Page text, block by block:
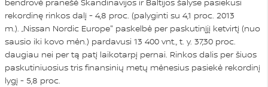
rekordinę rinkos dalį - 4,8 proc. (palyginti su 4,1 proc. 2013
m.). „Nissan Nordic Europe" paskelbė per paskutinįjį ketvirtį (nuo
sausio iki kovo mėn.) pardavusi 13 400 vnt., t. y. 37,30 proc.
daugiau nei per tą patį laikotarpį pernai. Rinkos dalis per šiuos
paskutiniuosius tris finansinių metų mėnesius pasiekė rekordinį
lygį - 5,8 proc.